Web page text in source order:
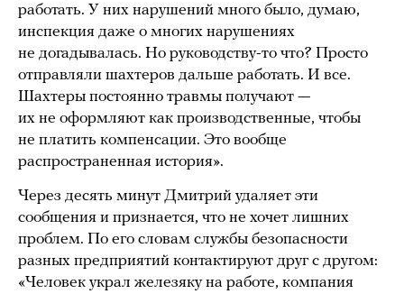
работать. У них нарушений много было, думаю,
инспекция даже о многих нарушениях
не догадывалась. Но руководству-то что? Просто
отправляли шахтеров дальше работать. И все.
Шахтеры постоянно травмы получают —
их не оформляют как производственные, чтобы
не платить компенсации. Это вообще
распространенная история».
Через десять минут Дмитрий удаляет эти
сообщения и признается, что не хочет лишних
проблем. По его словам службы безопасности
разных предприятий контактируют друг с другом:
«Человек украл железяку на работе, компания